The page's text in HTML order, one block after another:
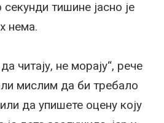
тишине јасно је
нема.
читају, не морају“, рече
мислим да би требало
да упишете оцену коју